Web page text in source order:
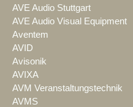
AVE Audio Stuttgart
AVE Audio Visual Equipment
Aventem
AVID
Avisonik
AVIXA
AVM Veranstaltungstechnik
AVMS